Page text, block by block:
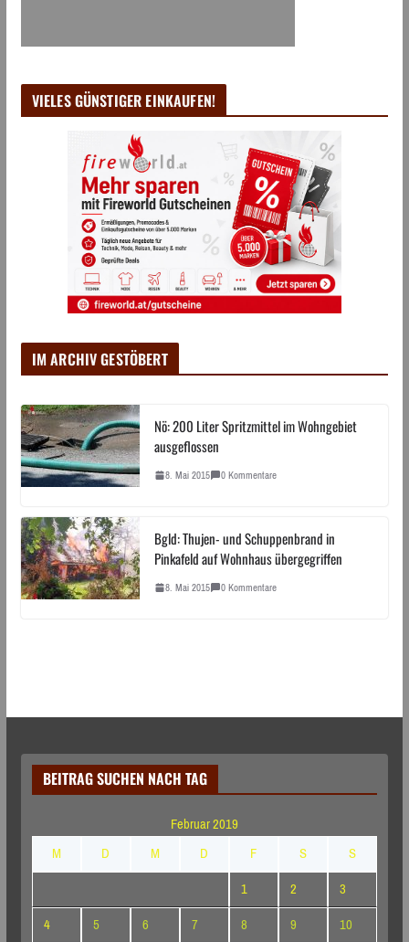
VIELES GÜNSTIGER EINKAUFEN!
IM ARCHIV GESTÖBERT
Nö: 200 Liter Spritzmittel im Wohngebiet
ausgeflossen
8. Mai 2015 0 Kommentare
Bgld: Thujen- und Schuppenbrand in
Pinkafeld auf Wohnhaus übergegriffen
8. Mai 2015 0 Kommentare
BEITRAG SUCHEN NACH TAG
Februar 2019
M
D M D F S
S
1
2
3
4
5 6 7 8 9
10